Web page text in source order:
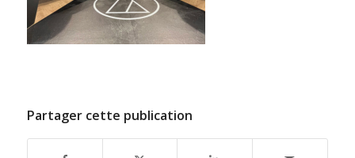
Partager cette publication